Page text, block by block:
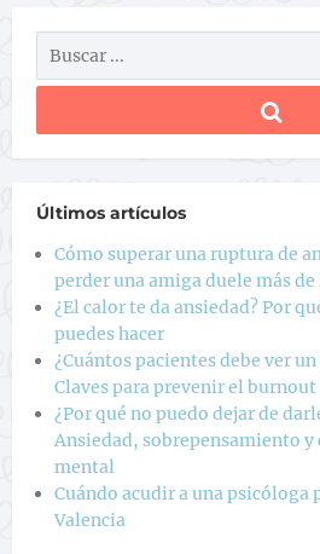
Últimos artículos
Cómo superar una ruptura de
perder una amiga duele más
¿El calor te da ansiedad? Por
puedes hacer
¿Cuántos pacientes debe ver
Claves para prevenir el burnout
¿Por qué no puedo dejar de
Ansiedad, sobrepensamiento
mental
Cuándo acudir a una psicóloga
Valencia